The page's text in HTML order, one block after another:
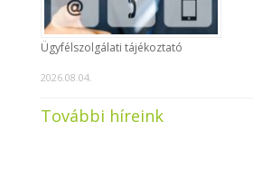
Ügyfélszolgálati tájékoztató
2026.08.04.
További híreink